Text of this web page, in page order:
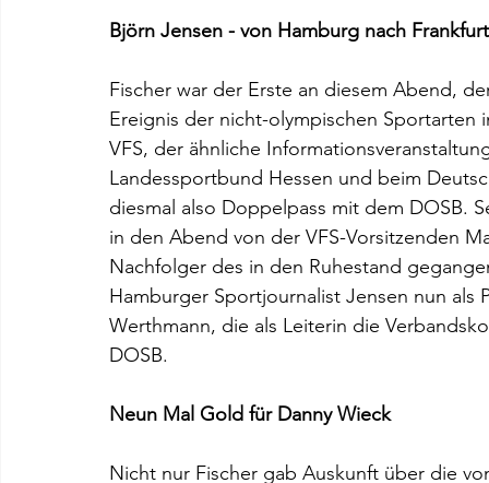
Björn Jensen - von Hamburg nach Frankfurt
Fischer war der Erste an diesem Abend,
Ereignis der nicht-olympischen
VFS, der ähnliche
Landessportbund Hessen und beim
diesmal also Doppelpass mit dem DOSB.
in den Abend von der VFS-Vorsitzenden
Nachfolger des in den Ruhestand
Hamburger Sportjournalist Jensen nun als
Werthmann, die als Leiterin die
DOSB.
Neun Mal Gold für Danny Wieck
Nicht nur Fischer gab Auskunft über die